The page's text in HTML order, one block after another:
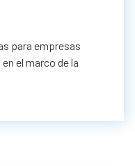
para empresas
el marco de la